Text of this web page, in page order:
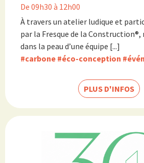
De 09h30 à 12h00
À travers un atelier ludique et
par la Fresque de la
dans la peau d’une équipe [...]
#carbone #éco-conception
PLUS D'INFOS